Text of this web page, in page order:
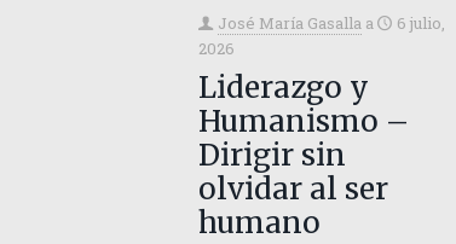
José María Gasalla a
6 julio,
2026
Liderazgo y
Humanismo –
Dirigir sin
olvidar al ser
humano